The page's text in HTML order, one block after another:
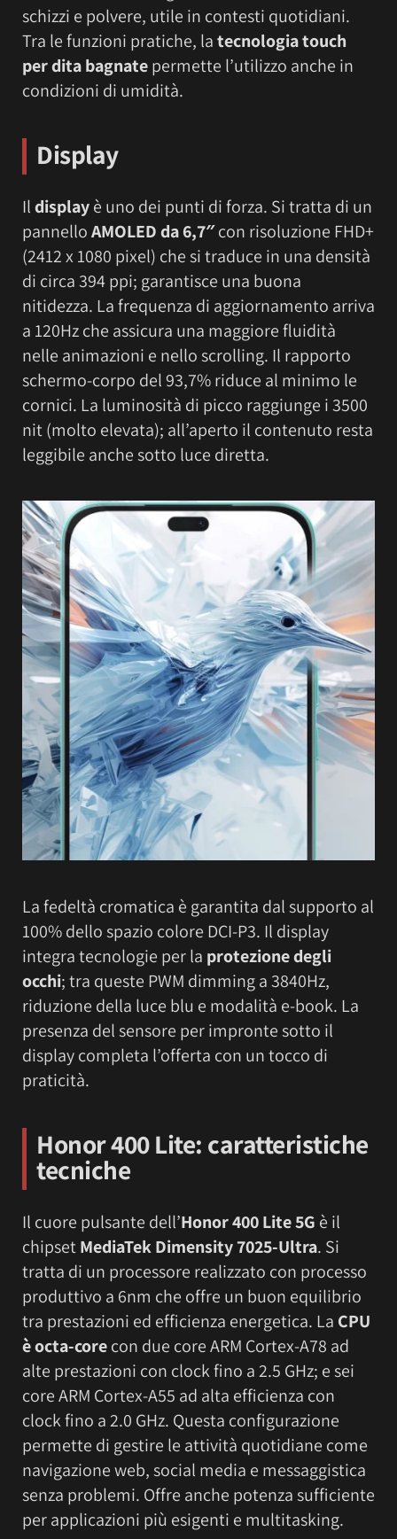
schizzi e polvere, utile in contesti quotidiani.
Tra le funzioni pratiche, latecnologia touch
per dita bagnatepermette l’utilizzo anche in
condizioni di umidità.
Display
Ildisplayè uno dei punti di forza. Si tratta di un
pannelloAMOLED da 6,7″con risoluzione FHD+
(2412 x 1080 pixel) che si traduce in una densità
di circa 394 ppi; garantisce una buona
nitidezza. La frequenza di aggiornamento arriva
a 120Hz che assicura una maggiore fluidità
nelle animazioni e nello scrolling. Il rapporto
schermo-corpo del 93,7% riduce al minimo le
cornici. La luminosità di picco raggiunge i 3500
nit (molto elevata); all’aperto il contenuto resta
leggibile anche sotto luce diretta.
La fedeltà cromatica è garantita dal supporto al
100% dello spazio colore DCI-P3. Il display
integra tecnologie per la protezione degli
occhi; tra queste PWM dimming a 3840Hz,
riduzione della luce blu e modalità e-book. La
presenza del sensore per impronte sotto il
display completa l’offerta con un tocco di
praticità.
Honor 400 Lite: caratteristiche
tecniche
Il cuore pulsante dell’Honor 400 Lite 5G è il
chipsetMediaTek Dimensity 7025-Ultra. Si
tratta di un processore realizzato con processo
produttivo a 6nm che offre un buon equilibrio
tra prestazioni ed efficienza energetica. La CPU
è octa-corecon due core ARM Cortex-A78 ad
alte prestazioni con clock fino a 2.5 GHz; e sei
core ARM Cortex-A55 ad alta efficienza con
clock fino a 2.0 GHz. Questa configurazione
permette di gestire le attività quotidiane come
navigazione web, social media e messaggistica
senza problemi. Offre anche potenza sufficiente
per applicazioni più esigenti e multitasking.